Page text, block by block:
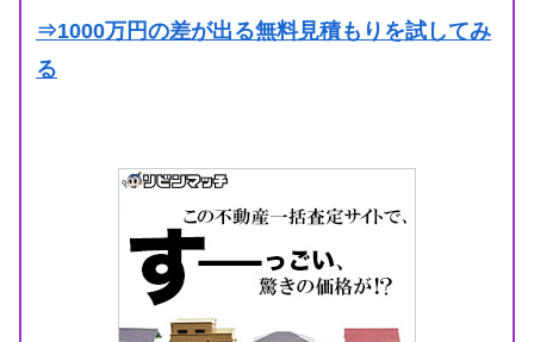
⇒1000万円の差が出る無料見積もりを試してみ
る